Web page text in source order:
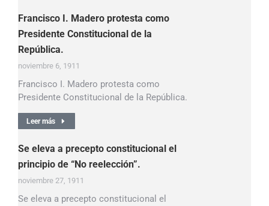
Francisco I. Madero protesta como
Presidente Constitucional de la
República.
noviembre 6, 1911
Francisco I. Madero protesta como
Presidente Constitucional de la República.
Leer más
Se eleva a precepto constitucional el
principio de “No reelección”.
noviembre 27, 1911
Se eleva a precepto constitucional el